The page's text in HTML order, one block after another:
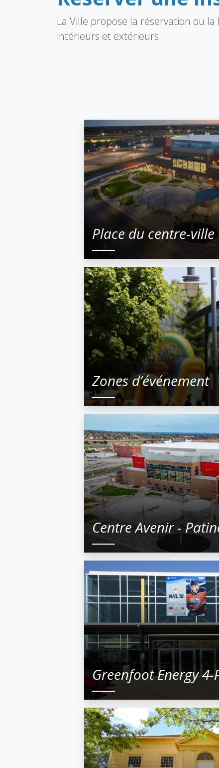
La Ville propose la réservation ou la
intérieurs et extérieurs.
Place du centre-ville
Zones d’événement
Centre Avenir -
Greenfoot Energy 4-